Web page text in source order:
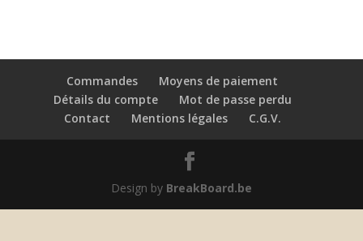
Commandes
Moyens de paiement
Détails du compte
Mot de passe perdu
Contact
Mentions légales C.G.V.
Design by BreakBoard.be